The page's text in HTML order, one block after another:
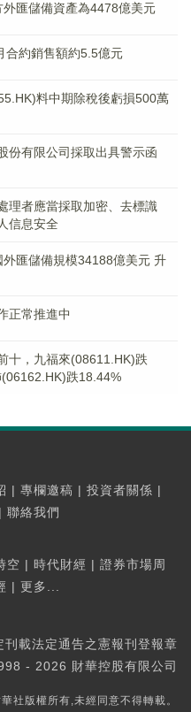
匯儲備資產為4478億美元
合約銷售額約5.5億元
料中期除稅後虧損500萬
份有限公司採取出具警示函
理者應當採取加密、去標識
信息安全
匯儲備規模34188億美元 升
正常推進中
十，九福來(08611.HK)跌
跌18.44%
| 專欄邀稿 | 投資者關係 |
| 聯絡我們
空 | 時代財經 | 證券市場周
| 更多...
刊載法定通告之憲報刊登報章
- 2026 財華控股有限公司
社版權所有,未經同意不得轉載。